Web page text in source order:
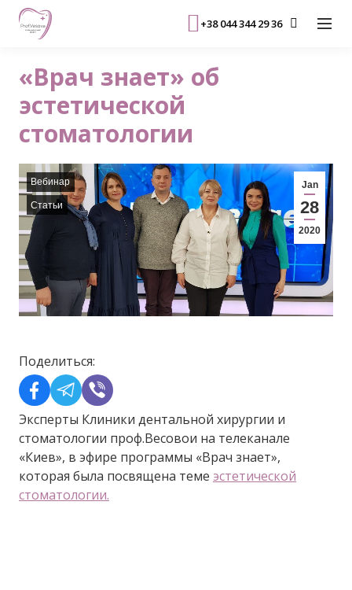
+38 044 344 29 36
«Врач знает» об
эстетической
стоматологии
Вебинар
Статьи
Jan
28
2020
Поделиться:
Эксперты Клиники дентальной хирургии и
стоматологии проф.Весовои на телеканале
«Киев», в эфире программы «Врач знает»,
которая была посвящена теме эстетической
стоматологии.